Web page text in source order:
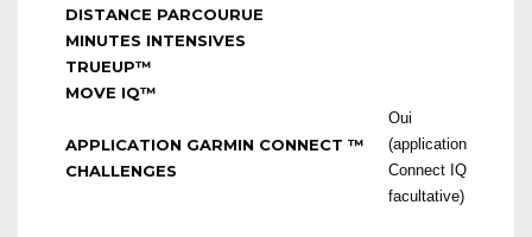
DISTANCE PARCOURUE
MINUTES INTENSIVES
TRUEUP™
MOVE IQ™
APPLICATION GARMIN CONNECT ™
CHALLENGES
Oui
(application
Connect IQ
facultative)